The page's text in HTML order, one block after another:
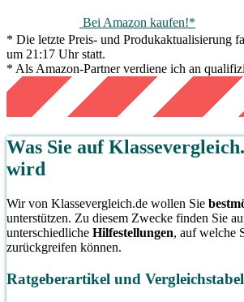
Bei Amazon kaufen!*
* Die letzte Preis- und Produkaktualisierung
um 21:17 Uhr statt.
* Als Amazon-Partner verdiene ich an
Was Sie auf
wird
Wir von Klassevergleich.de wollen Sie
unterstützen. Zu diesem Zwecke finden Sie
unterschiedliche Hilfestellungen, auf welche
zurückgreifen können.
Ratgeberartikel und